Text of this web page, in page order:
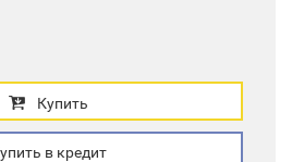
Купить
в кредит